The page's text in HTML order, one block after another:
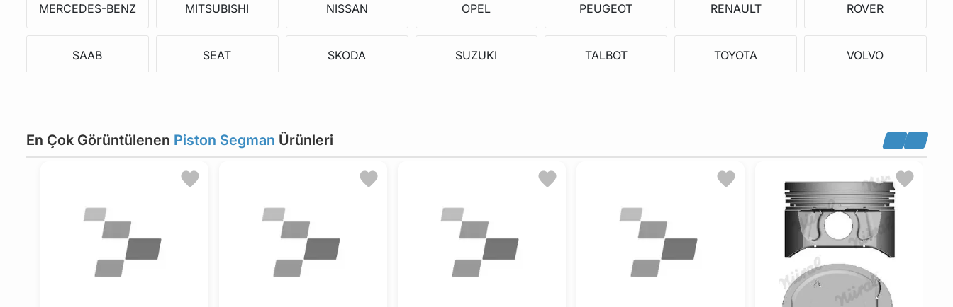
MERCEDES-BENZ MITSUBISHI NISSAN OPEL PEUGEOT RENAULT ROVER
SAAB SEAT SKODA SUZUKI TALBOT TOYOTA VOLVO
DAEWOO RENAULT TRUCKS BERTONE
En Çok Görüntülenen Piston Segman Ürünleri